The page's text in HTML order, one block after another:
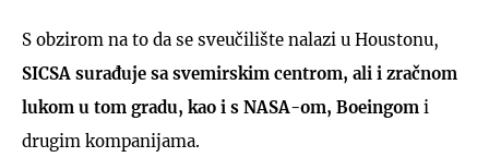
S obzirom na to da se sveučilište nalazi u Houstonu,
SICSA surađuje sa svemirskim centrom, ali i zračnom
lukom u tom gradu, kao i s NASA-om, Boeingom i
drugim kompanijama.